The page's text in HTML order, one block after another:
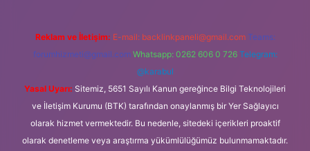
Reklam ve İletişim: E-mail: backlinkpaneli@gmail.com Teams:
forumhizmeti@gmail.com Whatsapp: 0262 606 0 726 Telegram:
@karabul
Yasal Uyarı: Sitemiz, 5651 Sayılı Kanun gereğince Bilgi Teknolojileri
ve İletişim Kurumu (BTK) tarafından onaylanmış bir Yer Sağlayıcı
olarak hizmet vermektedir. Bu nedenle, sitedeki içerikleri proaktif
olarak denetleme veya araştırma yükümlülüğümüz bulunmamaktadır.